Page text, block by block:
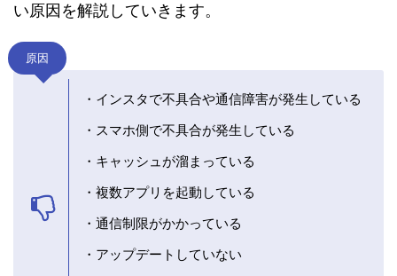
い原因を解説していきます。
原因
・インスタで不具合や通信障害が発生している
・スマホ側で不具合が発生している
・キャッシュが溜まっている
・複数アプリを起動している
・通信制限がかかっている
・アップデートしていない